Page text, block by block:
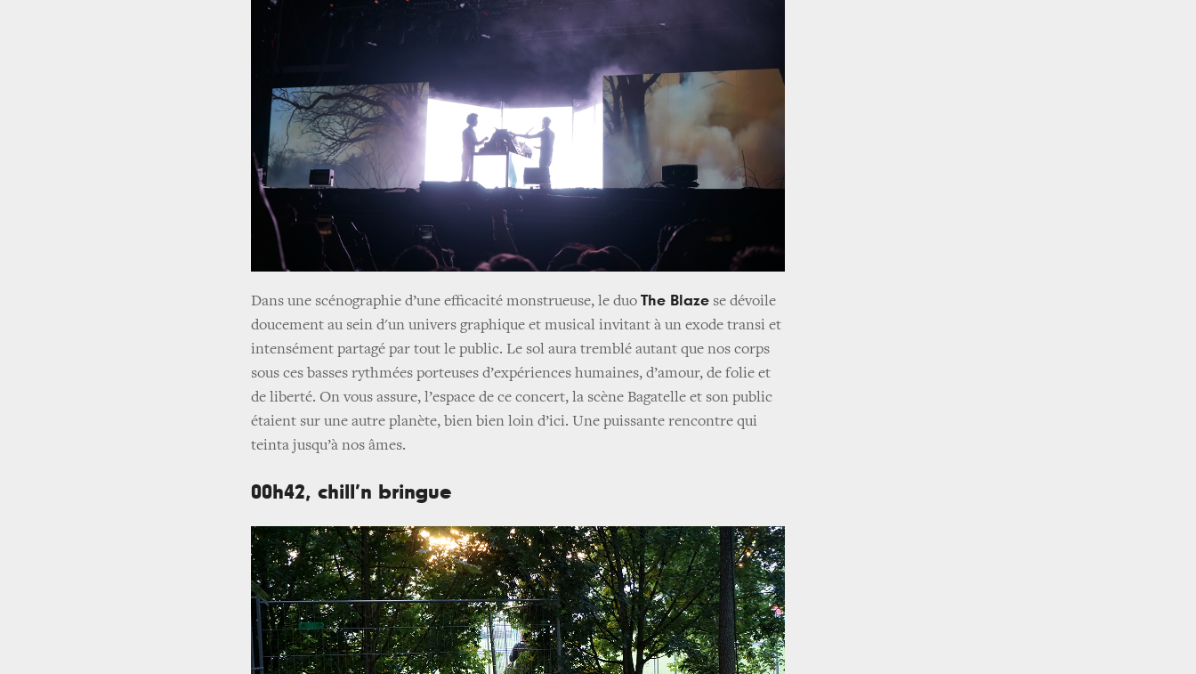
Dans une scénographie d’une efficacité monstrueuse, le duo The Blaze se dévoile
doucement au sein d'un univers graphique et musical invitant à un exode transi et
intensément partagé par tout le public. Le sol aura tremblé autant que nos corps
sous ces basses rythmées porteuses d’expériences humaines, d’amour, de folie et
de liberté. On vous assure, l’espace de ce concert, la scène Bagatelle et son public
étaient sur une autre planète, bien bien loin d’ici. Une puissante rencontre qui
teinta jusqu’à nos âmes.
00h42, chill’n bringue